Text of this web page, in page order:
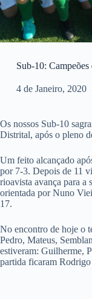
Sub-10:
4 de Janeiro, 2020
Os nossos Sub-10
Distrital, após o pleno
Um feito alcançado
por 7-3. Depois de 11
rioavista avança para a
orientada por Nuno
17.
No encontro de hoje o
Pedro, Mateus,
estiveram: Guilherme,
partida ficaram